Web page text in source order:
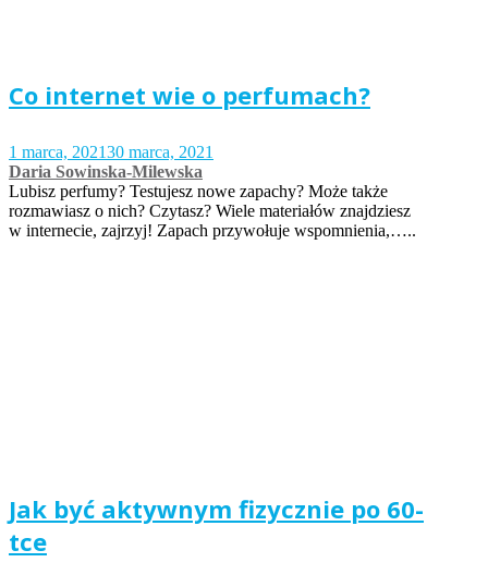
Co internet wie o perfumach?
1 marca, 202130 marca, 2021
Daria Sowinska-Milewska
Lubisz perfumy? Testujesz nowe zapachy? Może także
rozmawiasz o nich? Czytasz? Wiele materiałów znajdziesz
w internecie, zajrzyj! Zapach przywołuje wspomnienia,…..
Jak być aktywnym fizycznie po 60-
tce